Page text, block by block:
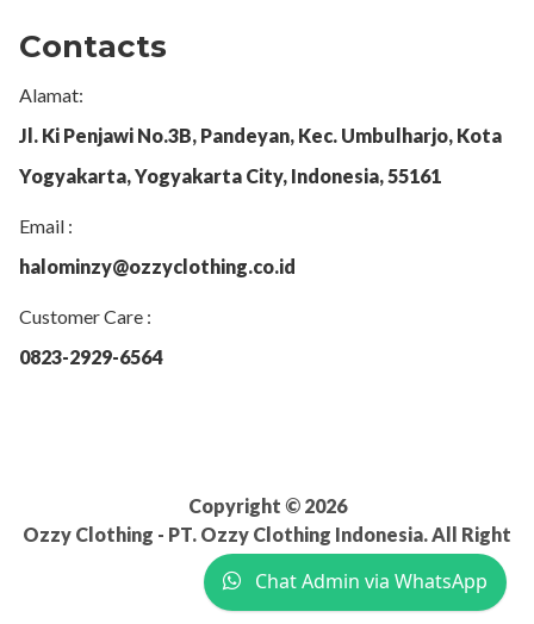
Contacts
Alamat:
Jl. Ki Penjawi No.3B, Pandeyan, Kec. Umbulharjo, Kota
Yogyakarta, Yogyakarta City, Indonesia, 55161
Email :
halominzy@ozzyclothing.co.id
Customer Care :
0823-2929-6564
Copyright © 2026
Ozzy Clothing - PT. Ozzy Clothing Indonesia. All Right
Reserved.
Chat Admin via WhatsApp